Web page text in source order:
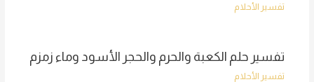
تفسير الأحلام
تفسير حلم الكعبة والحرم والحجر الأسود وماء زمزم
تفسير الأحلام